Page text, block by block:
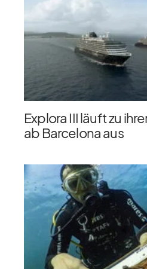
Explora III läuft zu
ab Barcelona aus